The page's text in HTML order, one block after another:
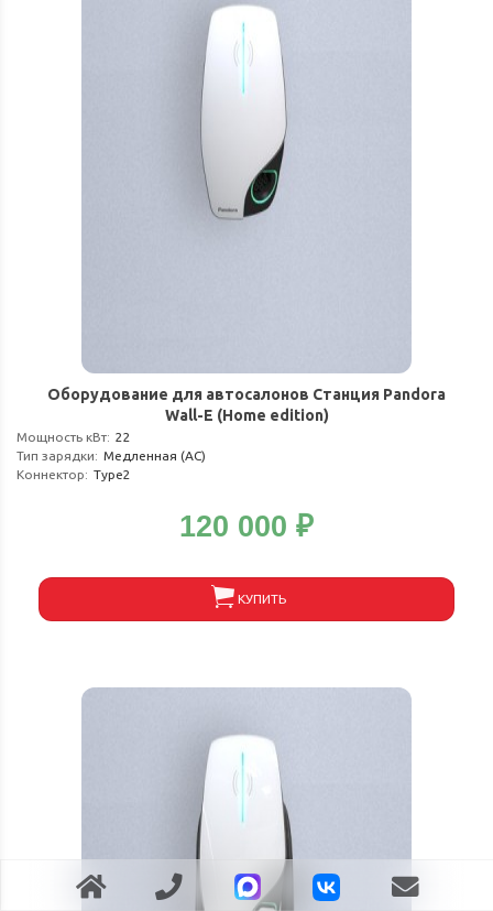
Оборудование для автосалонов Станция Pandora
Wall-E (Home edition)
Мощность кВт: 22
Тип зарядки: Медленная (АС)
Коннектор: Type2
120 000 ₽
КУПИТЬ